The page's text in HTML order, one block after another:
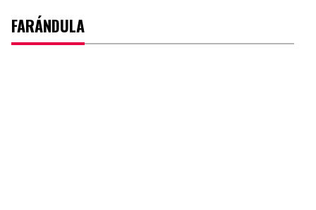
FARÁNDULA